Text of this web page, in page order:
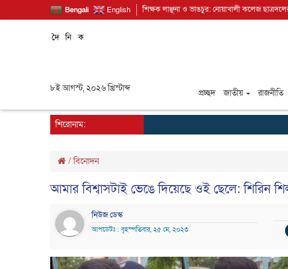
Bengali English শিক্ষক লাঞ্ছনা ও ভাঙচুর: নোয়াখালী কলেজ
৮ই আগস্ট, ২০২৬ খ্রিস্টাব্দ প্রচ্ছদ জাতীয় রাজনীতি
শিরোনাম:
/বিনোদন
আমার বিশ্বাসটাই ভেঙে দিয়েছে ওই ছেলে: শিরিন
নিউজ ডেস্ক
আপডেটঃ : বৃহস্পতিবার, ২৫ মে, ২০২৩